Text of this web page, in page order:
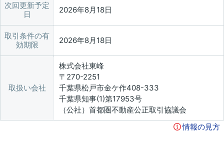
次回更新予定
日
2026年8月18日
取引条件の有
効期限
2026年8月18日
取扱い会社
株式会社東峰
〒270-2251
千葉県松戸市金ケ作408-333
千葉県知事(1)第17953号
（公社）首都圏不動産公正取引協議会
情報の見方